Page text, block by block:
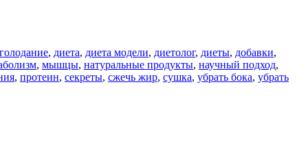
голодание, диета, диета модели, диетолог, диеты, добавки,
, мышцы, натуральные продукты, научный подход,
, протеин, секреты, сжечь жир, сушка, убрать бока, убрать